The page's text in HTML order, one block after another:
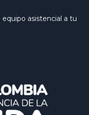
asistencial a tu